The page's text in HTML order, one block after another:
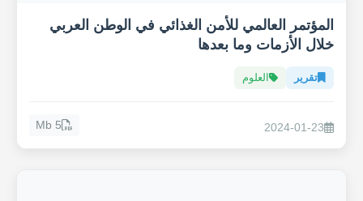
المؤتمر العالمي للأمن الغذائي في الوطن العربي
خلال الأزمات وما بعدها
تقرير العلوم
2024-01-23
5 Mb